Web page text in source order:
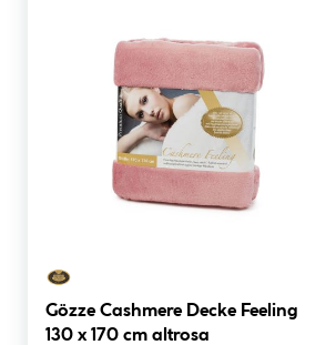
Gözze Cashmere Decke Feeling
130 x 170 cm altrosa